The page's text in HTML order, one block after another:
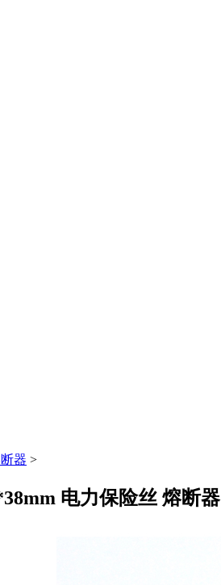
器 >
电力保险丝 熔断器